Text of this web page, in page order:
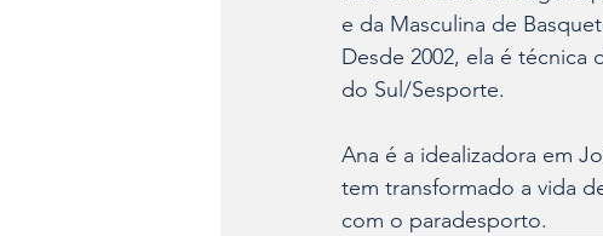
e da Masculina de
Desde 2002, ela é técnica
do Sul/Sesporte.
Ana é a idealizadora em
tem transformado a vida
com o paradesporto.